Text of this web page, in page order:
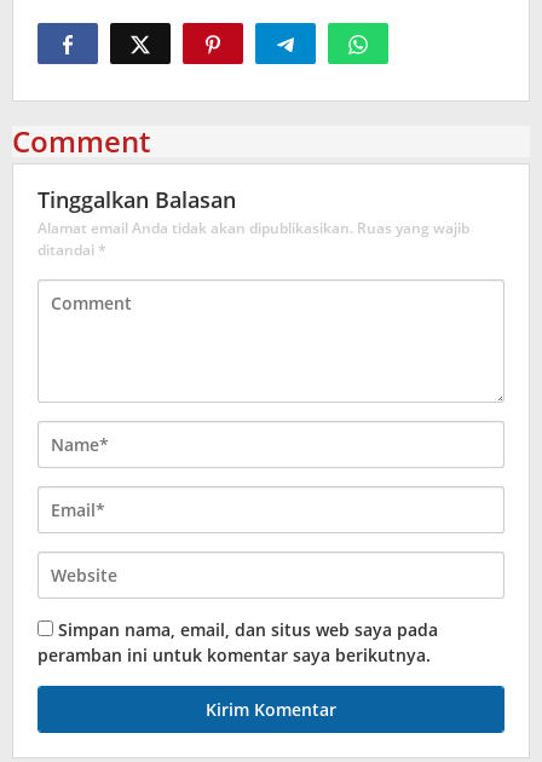
Comment
Tinggalkan Balasan
Alamat email Anda tidak akan dipublikasikan. Ruas yang wajib
ditandai *
Simpan nama, email, dan situs web saya pada
peramban ini untuk komentar saya berikutnya.